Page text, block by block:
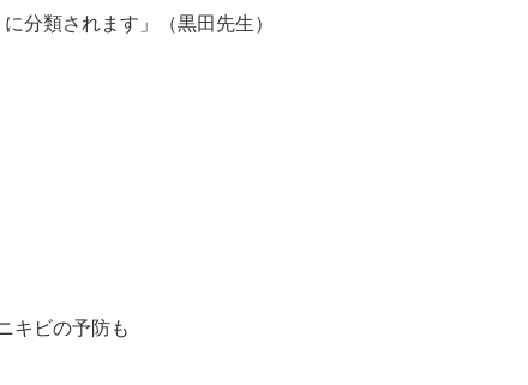
分類されます」（黒田先生）
キビの予防も